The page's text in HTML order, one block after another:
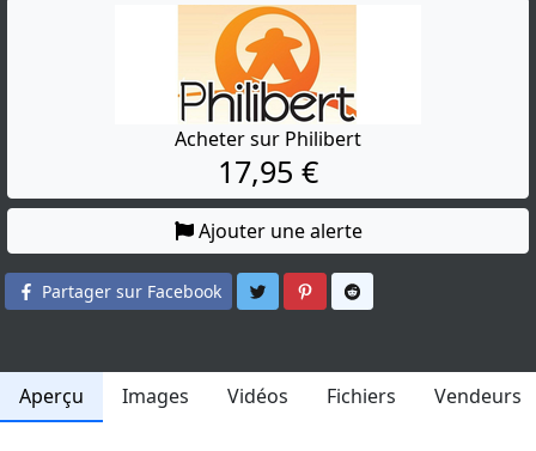
Acheter sur Philibert
17,95 €
Ajouter une alerte
Partager sur Facebook Partager sur Twitter
Partager sur Pinterest
Aperçu Images Vidéos Fichiers Vendeurs